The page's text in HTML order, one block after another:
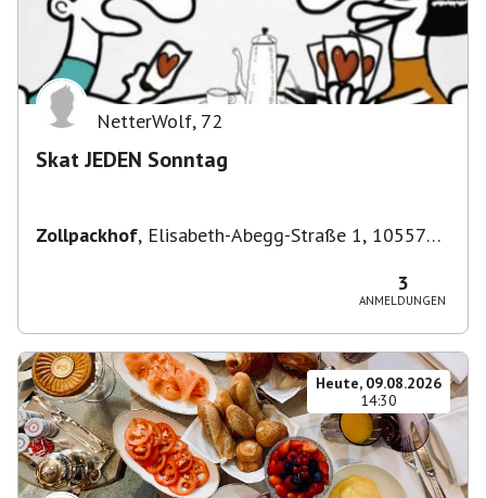
NetterWolf, 72
Skat JEDEN Sonntag
Zollpackhof, Elisabeth-Abegg-Straße 1, 10557
3
ANMELDUNGEN
Heute, 09.08.2026
14:30